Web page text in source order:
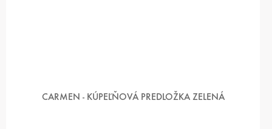
CARMEN - KÚPEĽŇOVÁ PREDLOŽKA ZELENÁ